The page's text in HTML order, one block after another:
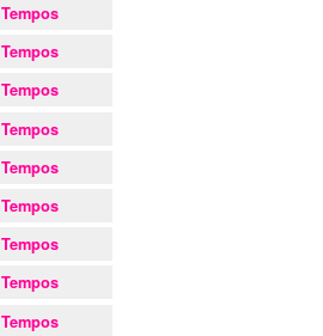
Tempos
Tempos
Tempos
Tempos
Tempos
Tempos
Tempos
Tempos
Tempos